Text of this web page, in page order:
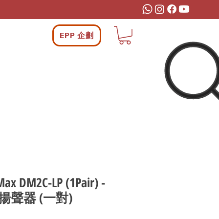
EPP 企劃
DM2C-LP (1Pair) -
聲器 (一對)